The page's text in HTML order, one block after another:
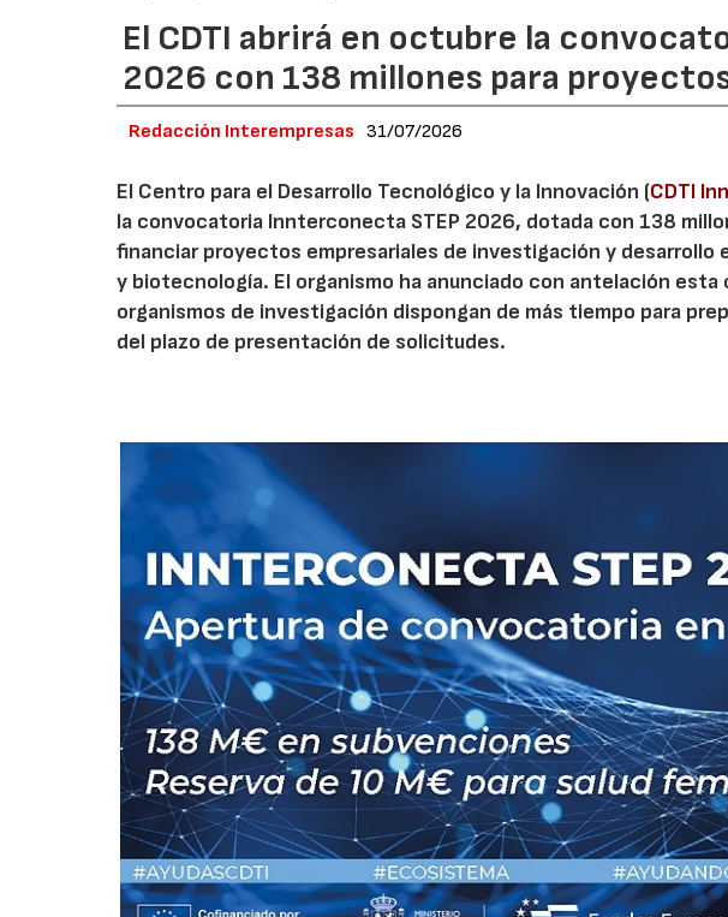
El CDTI abrirá en octubre la
2026 con 138 millones para
Redacción Interempresas 31/07/2026
El Centro para el Desarrollo Tecnológico y la Innovación (CDTI
la convocatoria Innterconecta STEP 2026, dotada con 138
financiar proyectos empresariales de investigación y
y biotecnología. El organismo ha anunciado con antelación
organismos de investigación dispongan de más tiempo para
del plazo de presentación de solicitudes.